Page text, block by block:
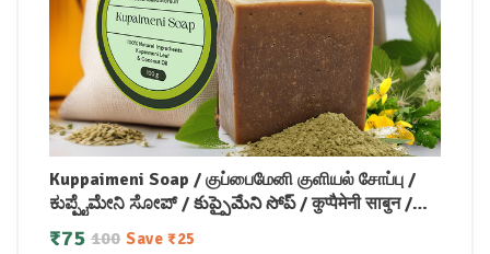
Kuppaimeni Soap / குப்பைமேனி குளியல் சோப்பு /
ಕುಪ್ಪೈಮೇನಿ ಸೋಪ್ / కుప్పైమేని సోప్ / कुप्पैमेनी साबुन /
കുപ്പൈമേനി സോപ്പ് (100 GM)
100
₹75 Save ₹25